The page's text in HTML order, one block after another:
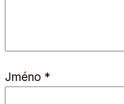
Jméno *